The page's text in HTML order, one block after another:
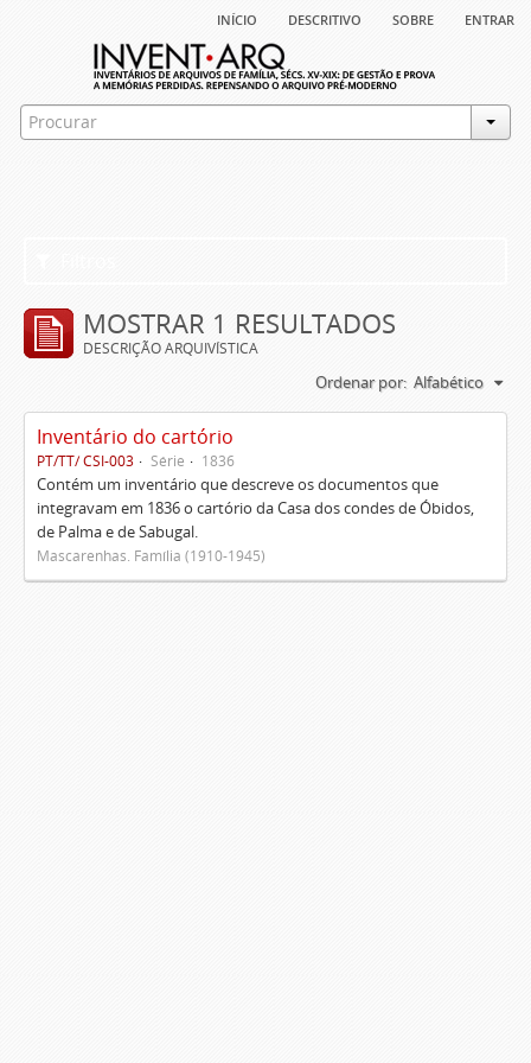
início descritivo sobre entrar
MOSTRAR 1 RESULTADOS
DESCRIÇÃO ARQUIVÍSTICA
Ordenar por: Alfabético
Inventário do cartório
PT/TT/ CSI-003 Série 1836
Contém um inventário que descreve os documentos que
integravam em 1836 o cartório da Casa dos condes de Óbidos,
de Palma e de Sabugal.
Mascarenhas. Família (1910-1945)